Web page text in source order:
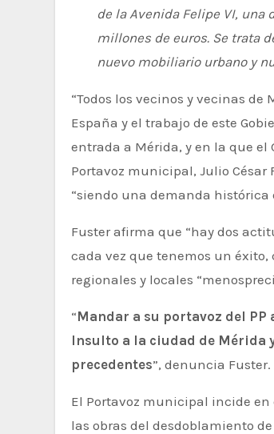
de la Avenida Felipe VI,
millones de euros. Se trata
nuevo mobiliario urbano y
“Todos los vecinos y vecinas de Mérida ya pueden ver in situ un compromiso que después de 20 años, se ha hecho realidad gracias al Gobierno de
España y el trabajo de este
entrada a Mérida, y en la que el
Portavoz municipal, Julio
“siendo una demanda
Fuster afirma que “hay dos
cada vez que tenemos un
regionales y locales
“Mandar a su portavoz del
Insulto a la ciudad de Mérida
precedentes”, denuncia Fuster.
El Portavoz municipal incide en
las obras del desdoblamiento